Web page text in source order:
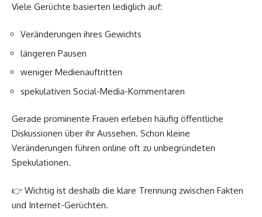
Viele Gerüchte basierten lediglich auf:
Veränderungen ihres Gewichts
längeren Pausen
weniger Medienauftritten
spekulativen Social-Media-Kommentaren
Gerade prominente Frauen erleben häufig öffentliche
Diskussionen über ihr Aussehen. Schon kleine
Veränderungen führen online oft zu unbegründeten
Spekulationen.
👉 Wichtig ist deshalb die klare Trennung zwischen Fakten
und Internet-Gerüchten.